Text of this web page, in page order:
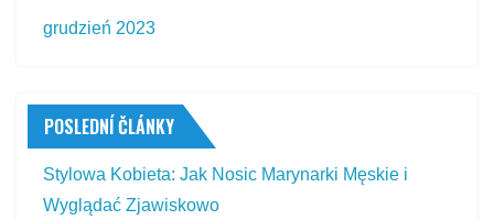
grudzień 2023
POSLEDNÍ ČLÁNKY
Stylowa Kobieta: Jak Nosic Marynarki Męskie i
Wyglądać Zjawiskowo